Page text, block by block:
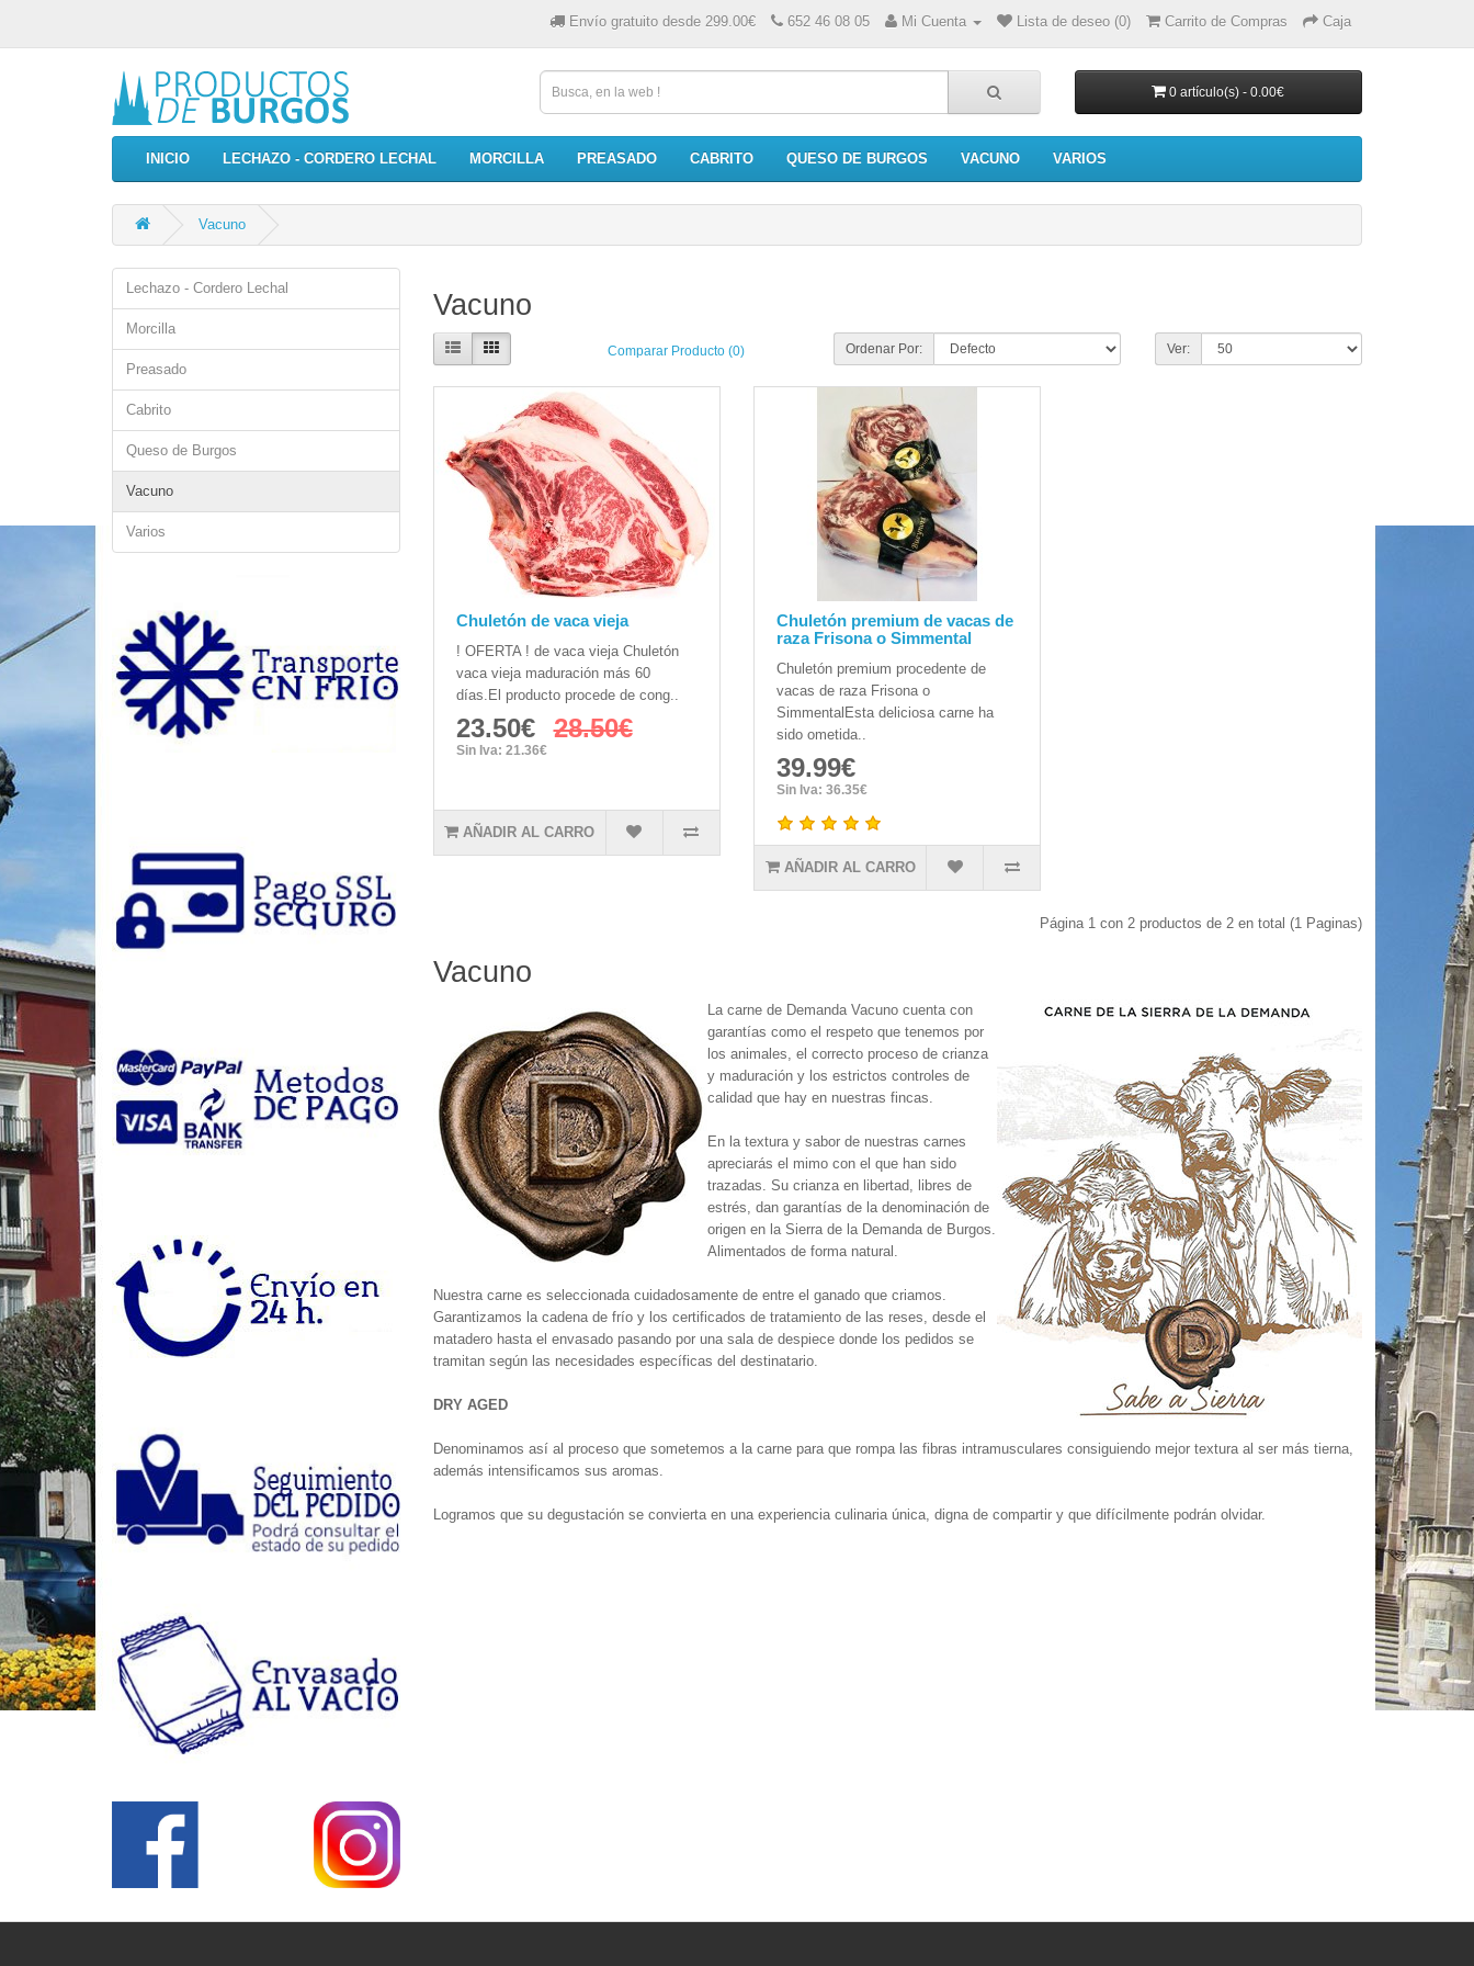
Envío gratuito desde 299.00€ 652 46 08 05 Mi Cuenta Lista de deseo (0) Carrito de Compras Caja
0 artículo(s) - 0.00€
INICIO LECHAZO - CORDERO LECHAL MORCILLA PREASADO CABRITO QUESO DE BURGOS VACUNO VARIOS
Vacuno
Lechazo - Cordero Lechal
Morcilla
Preasado
Cabrito
Queso de Burgos
Vacuno
Varios
Vacuno
Comparar Producto (0) Ordenar Por: Ver:
Chuletón de vaca vieja
! OFERTA ! de vaca vieja Chuletón
vaca vieja maduración más 60
días.El producto procede de cong..
23.50€ 28.50€
Sin Iva: 21.36€
AÑADIR AL CARRO
Chuletón premium de vacas de
raza Frisona o Simmental
Chuletón premium procedente de
vacas de raza Frisona o
SimmentalEsta deliciosa carne ha
sido ometida..
39.99€
Sin Iva: 36.35€
AÑADIR AL CARRO
Página 1 con 2 productos de 2 en total (1 Paginas)
Vacuno
La carne de Demanda Vacuno cuenta con
garantías como el respeto que tenemos por
los animales, el correcto proceso de crianza
y maduración y los estrictos controles de
calidad que hay en nuestras fincas.
En la textura y sabor de nuestras carnes
apreciarás el mimo con el que han sido
trazadas. Su crianza en libertad, libres de
estrés, dan garantías de la denominación de
origen en la Sierra de la Demanda de Burgos.
Alimentados de forma natural.
Nuestra carne es seleccionada cuidadosamente de entre el ganado que criamos.
Garantizamos la cadena de frío y los certificados de tratamiento de las reses, desde el
matadero hasta el envasado pasando por una sala de despiece donde los pedidos se
tramitan según las necesidades específicas del destinatario.
DRY AGED
Denominamos así al proceso que sometemos a la carne para que rompa las fibras intramusculares consiguiendo mejor textura al ser más tierna,
además intensificamos sus aromas.
Logramos que su degustación se convierta en una experiencia culinaria única, digna de compartir y que difícilmente podrán olvidar.